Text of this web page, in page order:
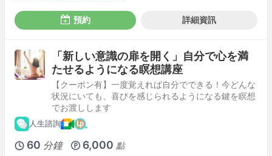
預約 詳細資訊
「新しい意識の扉を開く」自分で心を満
たせるようになる瞑想講座
【クーポン有】一度覚えれば自分でできる！今どんな
状況にいても、喜びを感じられるようになる鍵を瞑想
でお渡しします
人生諮詢
60 分鐘 6,000 點